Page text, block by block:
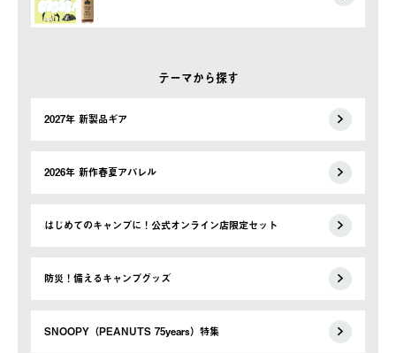
テーマから探す
2027年 新製品ギア
2026年 新作春夏アパレル
はじめてのキャンプに！公式オンライン店限定セット
防災！備えるキャンプグッズ
SNOOPY（PEANUTS 75years）特集